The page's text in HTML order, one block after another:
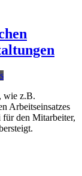
wie z.B.
Arbeitseinsatzes
den Mitarbeiter,